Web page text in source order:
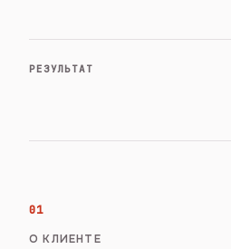
РЕЗУЛЬТАТ
01
О КЛИЕНТЕ